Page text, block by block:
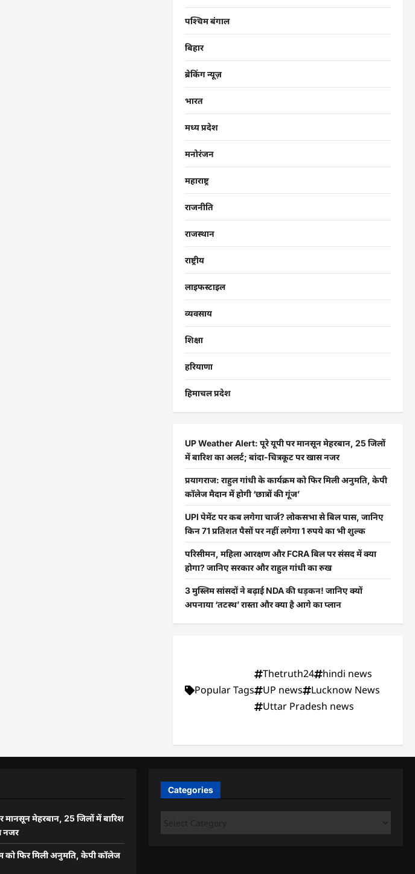
पश्चिम बंगाल
बिहार
ब्रेकिंग न्यूज़
भारत
मध्य प्रदेश
मनोरंजन
महाराष्ट्र
राजनीति
राजस्थान
राष्ट्रीय
लाइफस्टाइल
व्यवसाय
शिक्षा
हरियाणा
हिमाचल प्रदेश
UP Weather Alert: पूरे यूपी पर मानसून मेहरबान, 25 जिलों
में बारिश का अलर्ट; बांदा-चित्रकूट पर खास नजर
प्रयागराज: राहुल गांधी के कार्यक्रम को फिर मिली अनुमति, केपी
कॉलेज मैदान में होगी ‘छात्रों की गूंज’
UPI पेमेंट पर कब लगेगा चार्ज? लोकसभा से बिल पास, जानिए
किन 71 प्रतिशत पैसों पर नहीं लगेगा 1 रुपये का भी शुल्क
परिसीमन, महिला आरक्षण और FCRA बिल पर संसद में क्या
होगा? जानिए सरकार और राहुल गांधी का रुख
3 मुस्लिम सांसदों ने बढ़ाई NDA की धड़कन! जानिए क्यों
अपनाया ‘तटस्थ’ रास्ता और क्या है आगे का प्लान
Popular Tags
Thetruth24
hindi news
UP news
Lucknow News
Uttar Pradesh news
मेहरबान, 25 जिलों में बारिश
नजर
को फिर मिली अनुमति, केपी कॉलेज
Categories